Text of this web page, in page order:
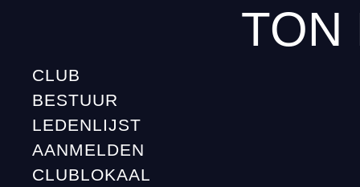
CLUB
BESTUUR
LEDENLIJST
AANMELDEN
CLUBLOKAAL
TON